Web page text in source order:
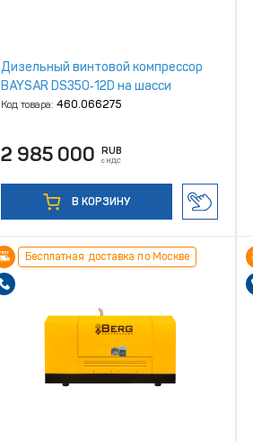
Дизельный винтовой компрессор
BAYSAR DS350‑12D на шасси
Код товара: 460.066275
2 985 000 RUB
с НДС
В КОРЗИНУ
Бесплатная доставка по Москве